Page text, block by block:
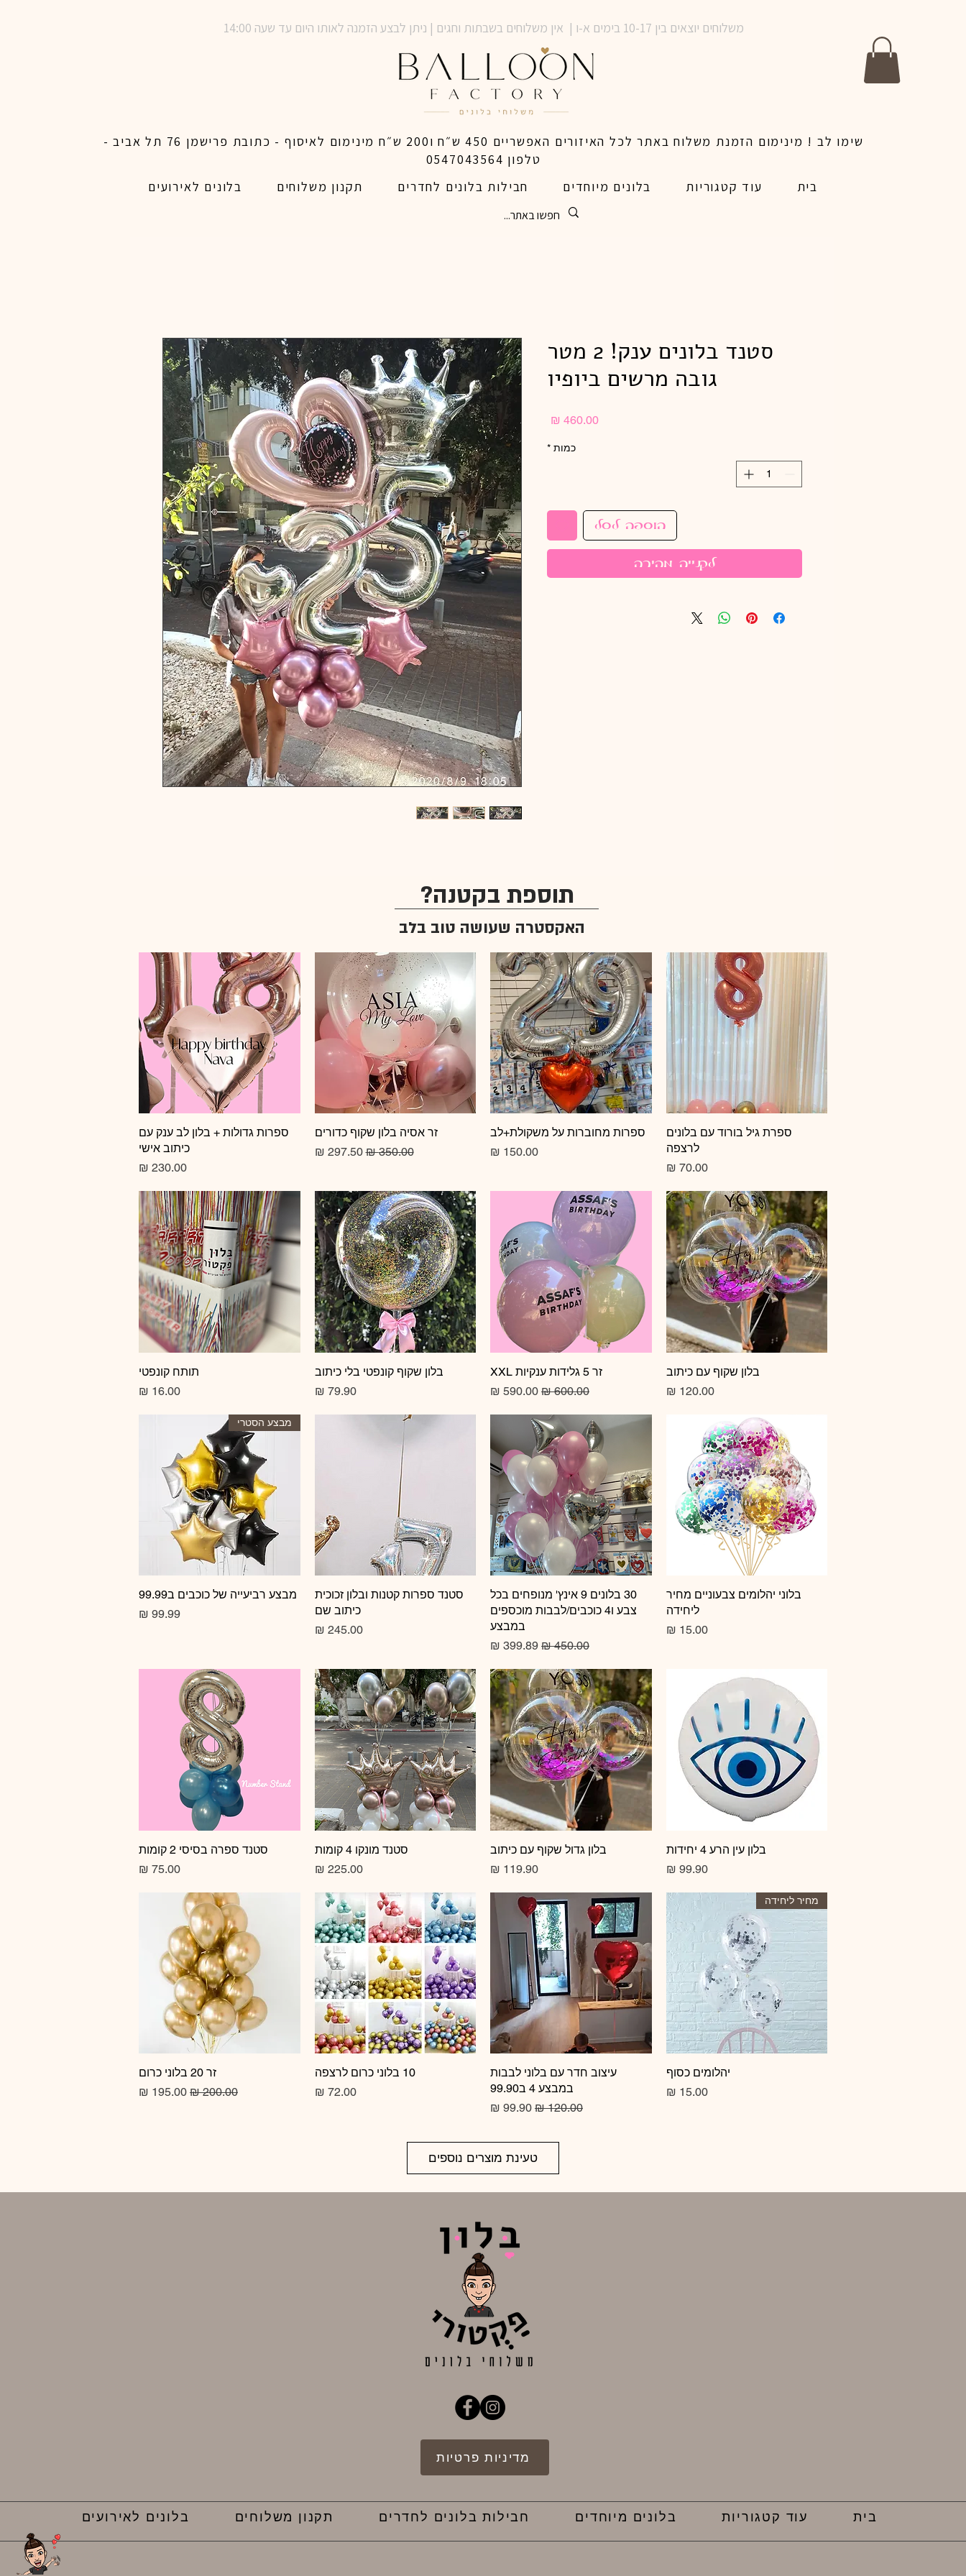
משלוחים יוצאים בין 10-17 בימים א-ו | אין משלוחים בשבתות וחגים | ניתן לבצע הזמנה לאותו היום עד שעה 14:00
שימו לב ! מינימום הזמנת משלוח באתר לכל האיזורים האפשריים 450 ש״ח ו200 ש״ח מינימום לאיסוף - כתובת פרישמן 76 תל אביב -
טלפון 0547043564
בית
עוד קטגוריות בלונים מיוחדים חבילות בלונים לחדרים תקנון משלוחים בלונים לאירועים
סטנד בלונים ענק! 2 מטר
גובה מרשים ביופיו
כמות *
הוספה לסל
לקנייה מהירה
תוספת בקטנה?
האקסטרה שעושה טוב בלב
תצוגה מהירה
ספרת גיל בורוד עם בלונים
לרצפה
מחיר‏70.00 ‏₪
תצוגה מהירה
ספרות מחוברות על משקולת+לב
מחיר
תצוגה מהירה
זר אסיה בלון שקוף כדורים
מחיר רגיל‏350.00 ‏₪ מחיר מבצע‏297.50 ‏₪
תצוגה מהירה
ספרות גדולות + בלון לב ענק עם
כיתוב אישי
מחיר
תצוגה מהירה
בלון שקוף עם כיתוב
מחיר‏120.00 ‏₪
תצוגה מהירה
זר 5 גלידות ענקיות XXL
מחיר רגיל מחיר מבצע
תצוגה מהירה
בלון שקוף קונפטי בלי כיתוב
מחיר‏79.90 ‏₪
תצוגה מהירהתותח קונפטי
מחיר
תצוגה מהירה
בלוני יהלומים צבעוניים מחיר
ליחידה
מחיר‏15.00 ‏₪
תצוגה מהירה
30 בלונים 9 אינץ' מנופחים בכל
צבע ו4 כוכבים/לבבות מוכספים
במבצע
מחיר רגיל מחיר מבצע
תצוגה מהירה
סטנד ספרות קטנות ובלון זכוכית
כיתוב שם
מחיר‏245.00 ‏₪
תצוגה מהירה
מבצע הסטרי
מבצע רביעייה של כוכבים ב99.99
מחיר
תצוגה מהירה
בלון עין הרע 4 יחידות
מחיר‏99.90 ‏₪
תצוגה מהירה
בלון גדול שקוף עם כיתוב
מחיר
תצוגה מהירה
סטנד מונקו 4 קומות
מחיר‏225.00 ‏₪
תצוגה מהירה
סטנד ספרה בסיסי 2 קומות
מחיר
תצוגה מהירה
מחיר ליחידה
יהלומים כסוף
מחיר‏15.00 ‏₪
תצוגה מהירה
עיצוב חדר עם בלוני לבבות
במבצע 4 ב99.90
מחיר רגיל מחיר מבצע
תצוגה מהירה
10 בלוני כרום לרצפה
מחיר‏72.00 ‏₪
תצוגה מהירה
זר 20 בלוני כרום
מחיר רגיל מחיר מבצע
טעינת מוצרים נוספים
מדיניות פרטיות
בית עוד קטגוריות בלונים מיוחדים חבילות בלונים לחדרים תקנון משלוחים בלונים לאירועים